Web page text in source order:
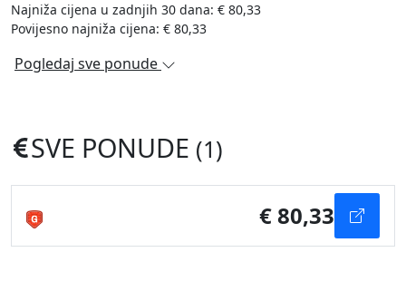
Najniža cijena u zadnjih 30 dana: € 80,33
Povijesno najniža cijena: € 80,33
Pogledaj sve ponude
SVE PONUDE (1)
€ 80,33